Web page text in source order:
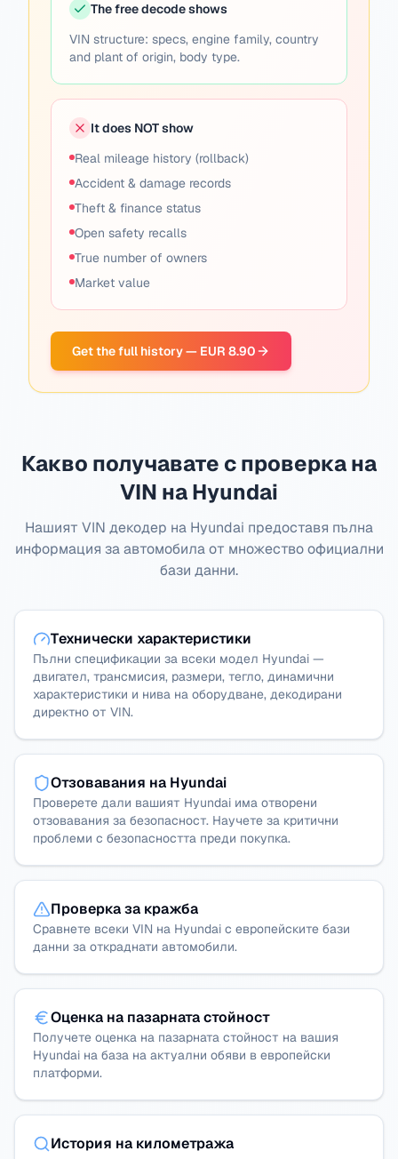
The free decode shows
VIN structure: specs, engine family, country
and plant of origin, body type.
It does NOT show
Real mileage history (rollback)
Accident & damage records
Theft & finance status
Open safety recalls
True number of owners
Market value
Get the full history — EUR 8.90
Какво получавате с проверка на
VIN на Hyundai
Нашият VIN декодер на Hyundai предоставя пълна
информация за автомобила от множество официални
бази данни.
Технически характеристики
Пълни спецификации за всеки модел Hyundai —
двигател, трансмисия, размери, тегло, динамични
характеристики и нива на оборудване, декодирани
директно от VIN.
Отзовавания на Hyundai
Проверете дали вашият Hyundai има отворени
отзовавания за безопасност. Научете за критични
проблеми с безопасността преди покупка.
Проверка за кражба
Сравнете всеки VIN на Hyundai с европейските бази
данни за откраднати автомобили.
Оценка на пазарната стойност
Получете оценка на пазарната стойност на вашия
Hyundai на база на актуални обяви в европейски
платформи.
История на километража